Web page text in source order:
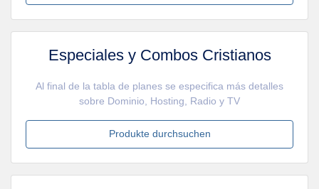
Especiales y Combos Cristianos
Al final de la tabla de planes se especifica más detalles
sobre Dominio, Hosting, Radio y TV
Produkte durchsuchen